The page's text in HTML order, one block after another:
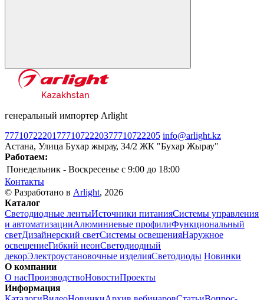
генеральный импортер Arlight
77710722201 7771072220377710722205 info@arlight.kz
Астана, Улица Бухар жырау, 34/2 ЖК "Бухар Жырау"
Работаем:
Понедельник - Воскресенье c 9:00 до 18:00
Контакты
© Разработано в Arlight, 2026
Каталог
Светодиодные лентыИсточники питанияСистемы управления
и автоматизацииАлюминиевые профилиФункциональный
светДизайнерский светСистемы освещенияНаружное
освещениеГибкий неонСветодиодный
декорЭлектроустановочные изделияСветодиоды Новинки
О компании
О насПроизводствоНовостиПроекты
Информация